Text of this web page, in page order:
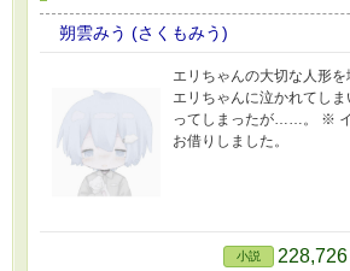
朔雲みう (さくもみう)
エリちゃんの大切な人形を
エリちゃんに泣かれてし
ってしまったが……。 ※
お借りしました。
小説 228,726